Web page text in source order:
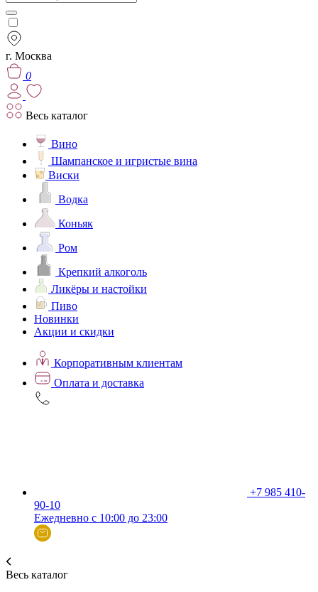
г. Москва
0
Весь каталог
Вино
Шампанское и игристые вина
Виски
Водка
Коньяк
Ром
Крепкий алкоголь
Ликёры и настойки
Пиво
Новинки
Акции и скидки
Корпоративным клиентам
Оплата и доставка
+7 985 410-
90-10
Ежедневно с 10:00 до 23:00
Весь каталог